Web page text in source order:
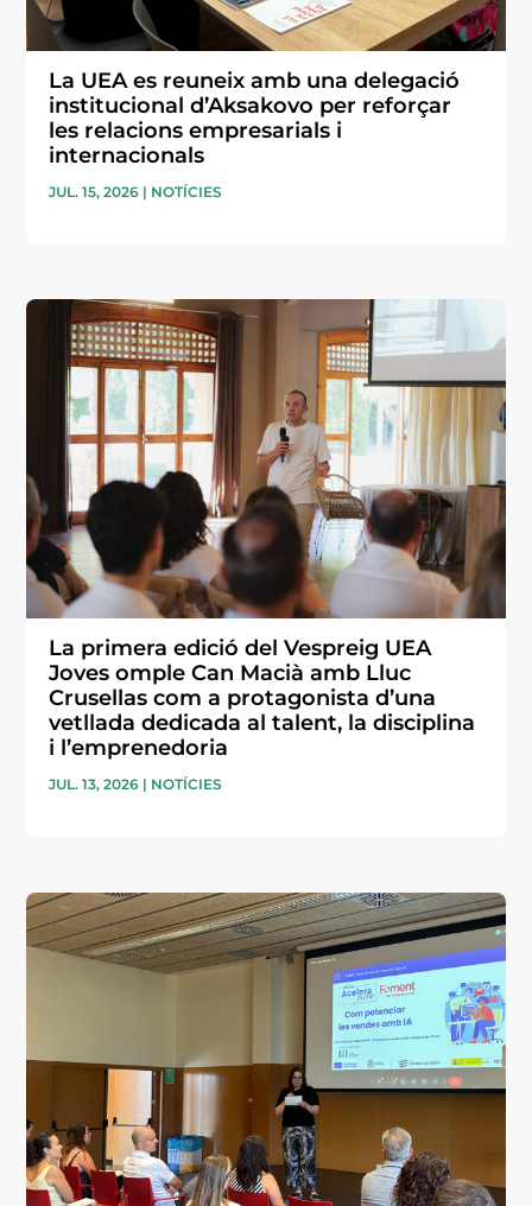
La UEA es reuneix amb una delegació
institucional d’Aksakovo per reforçar
les relacions empresarials i
internacionals
JUL. 15, 2026 | NOTÍCIES
La primera edició del Vespreig UEA
Joves omple Can Macià amb Lluc
Crusellas com a protagonista d’una
vetllada dedicada al talent, la disciplina
i l’emprenedoria
JUL. 13, 2026 | NOTÍCIES